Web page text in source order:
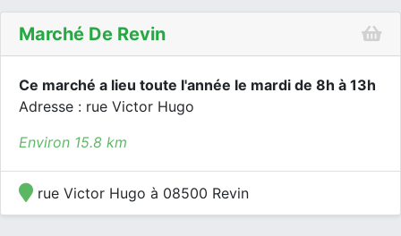
Marché De Revin
Ce marché a lieu toute l'année le mardi de 8h à 13h
Adresse : rue Victor Hugo
Environ 15.8 km
rue Victor Hugo à 08500 Revin